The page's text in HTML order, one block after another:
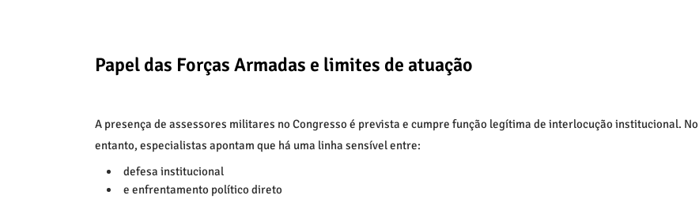
Papel das Forças Armadas e limites de atuação
A presença de assessores militares no Congresso é prevista e cumpre função legítima de interlocução institucional. No
entanto, especialistas apontam que há uma linha sensível entre:
defesa institucional
e enfrentamento político direto